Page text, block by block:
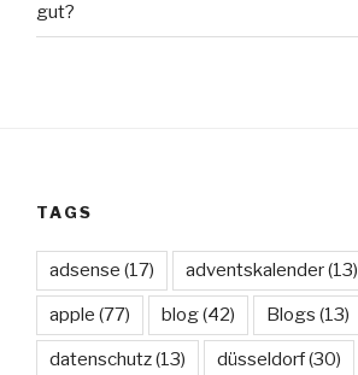
gut?
TAGS
adsense (17) adventskalender(13)
apple (77) blog(42) Blogs (13)
datenschutz(13) düsseldorf(30)